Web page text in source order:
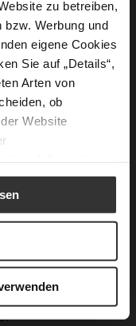
zu betreiben,
Werbung und
eigene Cookies
Sie auf „Details“,
Arten von
ob
Website
und kalte
Trendfarben.
in Lammfelloptik
Klassikern
hält im Winter
high waist Hosen,
Fake Shearling
rundet das